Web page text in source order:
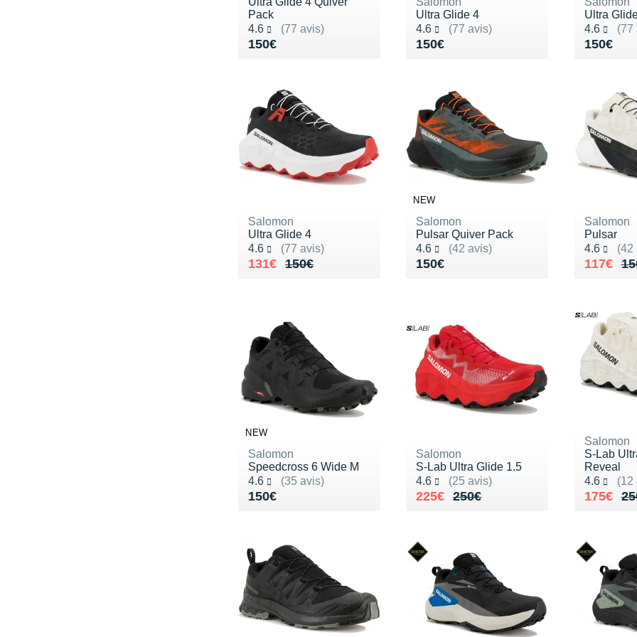
Pack
4.6
(77 avis)
Noté 4.6 sur 5
150€
Vendu 150€
Ultra Glide 4
4.6
(77 avis)
Noté 4.6 sur 5
150€
Vendu 150€
Ultra
4.6
(77
Noté 4.6
150€
Vendu
Salomon
Ultra Glide 4
4.6
(77 avis)
Noté 4.6 sur 5
150€
Au lieu de 150€
131€
Vendu 131€
NEW
Salomon
Pulsar Quiver Pack
4.6
(42 avis)
Noté 4.6 sur 5
150€
Vendu 150€
Salomon
Pulsar
4.6
(42
Noté 4.6
Au lieu
117€
Vendu
NEW
Salomon
Speedcross 6 Wide M
4.6
(35 avis)
Noté 4.6 sur 5
150€
Vendu 150€
Salomon
S-Lab Ultra Glide 1.5
4.6
(25 avis)
Noté 4.6 sur 5
250€
Au lieu de 250€
225€
Vendu 225€
Salomon
S-Lab
Reveal
4.6
(12
Noté 4.6
Au lieu
175€
Vendu